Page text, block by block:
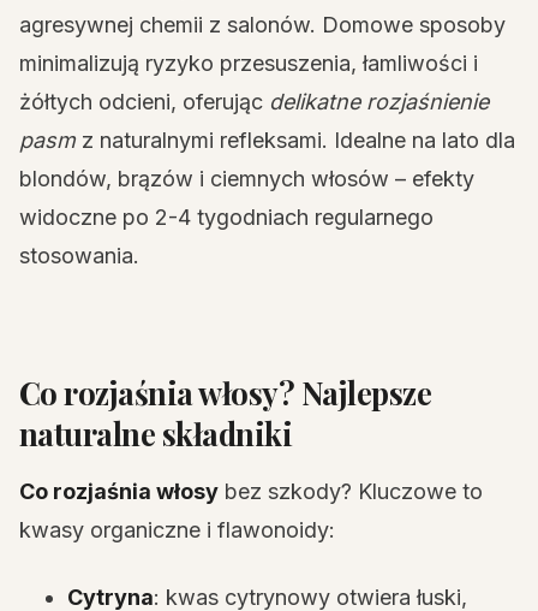
agresywnej chemii z salonów. Domowe sposoby
minimalizują ryzyko przesuszenia, łamliwości i
żółtych odcieni, oferując delikatne rozjaśnienie
pasmz naturalnymi refleksami. Idealne na lato dla
blondów, brązów i ciemnych włosów – efekty
widoczne po 2-4 tygodniach regularnego
stosowania.
Co rozjaśnia włosy? Najlepsze
naturalne składniki
Co rozjaśnia włosy bez szkody? Kluczowe to
kwasy organiczne i flawonoidy:
Cytryna: kwas cytrynowy otwiera łuski,